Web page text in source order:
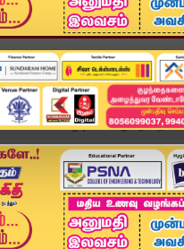
அண்மை தமிழ்நாடு
TVK Meeting | என். ஆனந்தை